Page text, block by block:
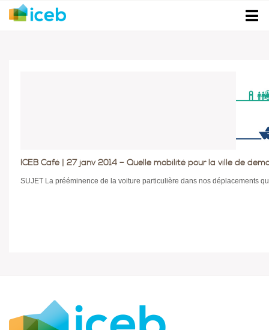
ICEB Café | 27 janv 2014 – Quelle mobilité pour la ville de
SUJET La prééminence de la voiture particulière dans nos déplacements